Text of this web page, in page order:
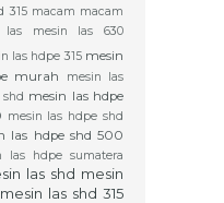
315 macam macam
las mesin las 630
las hdpe 315 mesin
murah
mesin las
mesin las hdpe
mesin las hdpe shd
las hdpe shd 500
las hdpe sumatera
las shd mesin
mesin las shd 315